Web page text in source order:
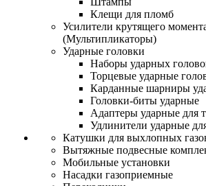
Клещи для пломб
Усилители крутящего
(Мультипликаторы)
Ударные головки
Наборы ударных
Торцевые ударные
Карданные шарниры
Головки-биты ударные
Адаптеры ударные для
Удлинители ударные
Катушки для выхлопных
Вытяжные подвесные
Мобильные установки
Насадки газоприемные